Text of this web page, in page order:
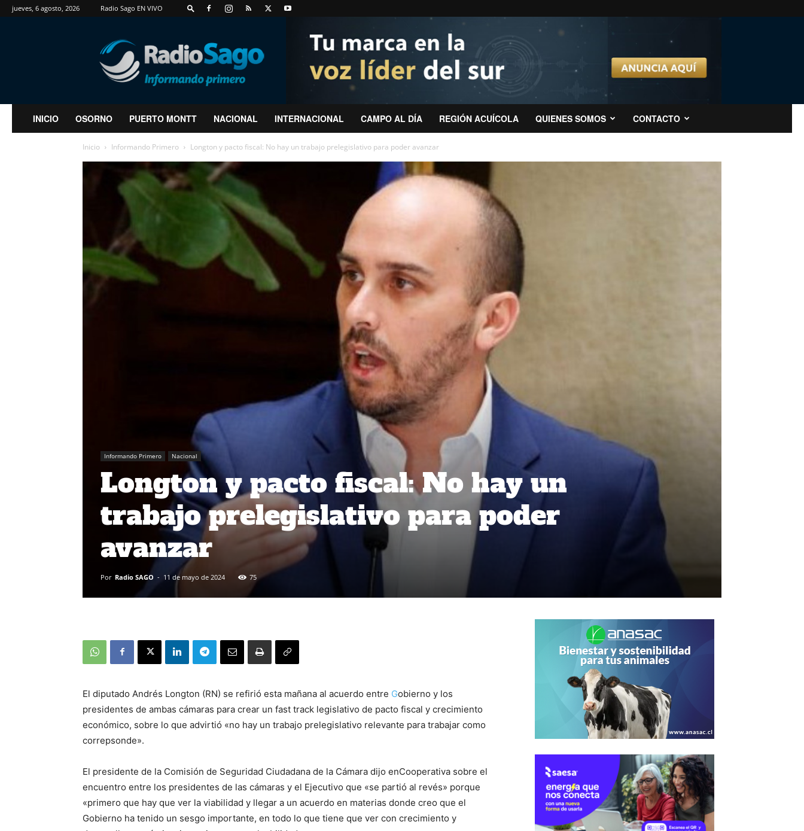
jueves, 6 agosto, 2026 Radio Sago EN VIVO
RadioSago
INICIO OSORNO PUERTO MONTT NACIONAL INTERNACIONAL CAMPO AL DÍA REGIÓN ACUÍCOLA QUIENES SOMOS CONTACTO
Inicio Informando Primero Longton y pacto fiscal: No hay un trabajo prelegislativo para poder avanzar
Informando Primero Nacional
Longton y pacto fiscal: No hay un
trabajo prelegislativo para poder
avanzar
Por Radio SAGO - 11 de mayo de 2024 75
El diputado Andrés Longton (RN) se refirió esta mañana al acuerdo entre Gobierno y los
presidentes de ambas cámaras para crear un fast track legislativo de pacto fiscal y crecimiento
económico, sobre lo que advirtió «no hay un trabajo prelegislativo relevante para trabajar como
correpsonde».
El presidente de la Comisión de Seguridad Ciudadana de la Cámara dijo enCooperativa sobre el
encuentro entre los presidentes de las cámaras y el Ejecutivo que «se partió al revés» porque
«primero que hay que ver la viabilidad y llegar a un acuerdo en materias donde creo que el
Gobierno ha tenido un sesgo importante, en todo lo que tiene que ver con crecimiento y